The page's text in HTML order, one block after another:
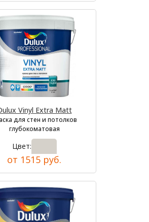
Vinyl Extra Matt
для стен и потолков
глубокоматовая
Цвет:
от 1515 руб.